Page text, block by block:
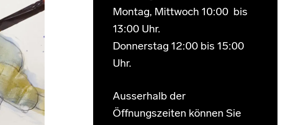
Montag, Mittwoch 10:00 bis
13:00 Uhr.
Donnerstag 12:00 bis 15:00
Uhr.
Ausserhalb der
Öffnungszeiten können Sie